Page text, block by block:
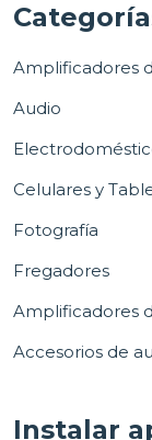
Amplificadores
Audio
Celulares y
Fotografía
Fregadores
Amplificadores
Accesorios de
Instalar